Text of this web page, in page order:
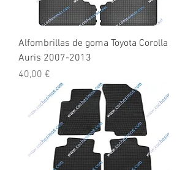
Alfombrillas de goma Toyota Corolla
Auris 2007-2013
Precio
40,00 €